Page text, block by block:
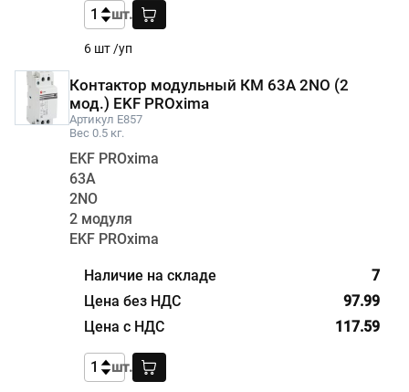
6 шт /уп
шт.
Контактор модульный КМ 63А 2NО (2
мод.) EKF PROxima
Артикул E857
Вес 0.5 кг.
EKF PROxima
63А
2NО
2 модуля
EKF PROxima
7
97.99
117.59
шт.